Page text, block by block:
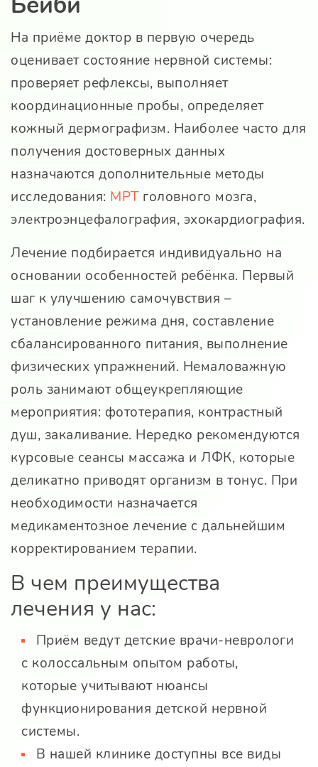
На приёме доктор в первую очередь
оценивает состояние нервной системы:
проверяет рефлексы, выполняет
координационные пробы, определяет
кожный дермографизм. Наиболее часто для
получения достоверных данных
назначаются дополнительные методы
исследования: МРТголовного мозга,
электроэнцефалография, эхокардиография.
Лечение подбирается индивидуально на
основании особенностей ребёнка. Первый
шаг к улучшению самочувствия –
установление режима дня, составление
сбалансированного питания, выполнение
физических упражнений. Немаловажную
роль занимают общеукрепляющие
мероприятия: фототерапия, контрастный
душ, закаливание. Нередко рекомендуются
курсовые сеансы массажа и ЛФК, которые
деликатно приводят организм в тонус. При
необходимости назначается
медикаментозное лечение с дальнейшим
корректированием терапии.
В чем преимущества
лечения у нас:
Приём ведут детские врачи-неврологи
с колоссальным опытом работы,
которые учитывают нюансы
функционирования детской нервной
системы.
В нашей клинике доступны все виды